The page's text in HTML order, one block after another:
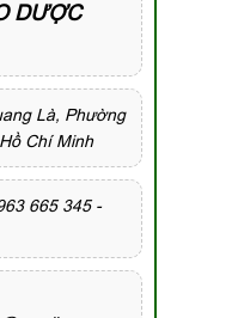
DƯỢC
Là, Phường
Chí Minh
665 345 -